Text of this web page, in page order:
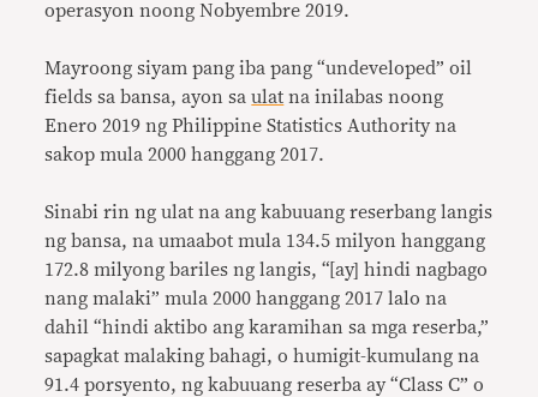
operasyon noong Nobyembre 2019.
Mayroong siyam pang iba pang “undeveloped” oil
fields sa bansa, ayon saulat na inilabas noong
Enero 2019 ng Philippine Statistics Authority na
sakop mula 2000 hanggang 2017.
Sinabi rin ng ulat na ang kabuuang reserbang langis
ng bansa, na umaabot mula 134.5 milyon hanggang
172.8 milyong bariles ng langis, “[ay] hindi nagbago
nang malaki” mula 2000 hanggang 2017 lalo na
dahil “hindi aktibo ang karamihan sa mga reserba,”
sapagkat malaking bahagi, o humigit-kumulang na
91.4 porsyento, ng kabuuang reserba ay “Class C” o